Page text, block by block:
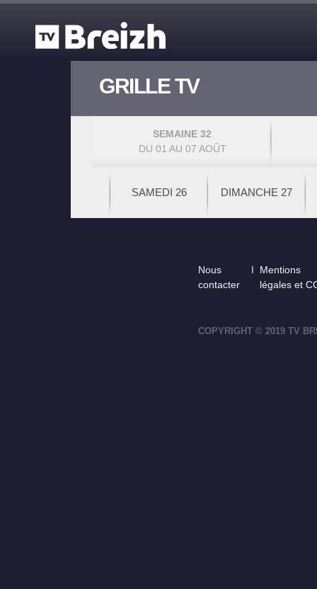
GRILLE TV
SEMAINE 32
DU 01 AU 07 AOÛT
SAMEDI 26 DIMANCHE 27
Footer
Nous
contacter
Mentions
légales et
COPYRIGHT © 2019 TV